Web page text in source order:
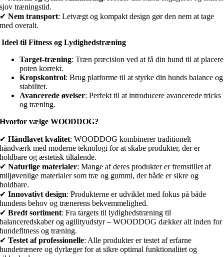
sjov træningstid.
✔Nem transport: Letvægt og kompakt design gør den nem at tage
med overalt.
Ideel til Fitness og Lydighedstræning
Target-træning: Træn præcision ved at få din hund til at placere
poten korrekt.
Kropskontrol: Brug platforme til at styrke din hunds balance og
stabilitet.
Avancerede øvelser: Perfekt til at introducere avancerede tricks
og træning.
Hvorfor vælge WOODDOG?
✔Håndlavet kvalitet: WOODDOG kombinerer traditionelt
håndværk med moderne teknologi for at skabe produkter, der er
holdbare og æstetisk tiltalende.
✔Naturlige materialer: Mange af deres produkter er fremstillet af
miljøvenlige materialer som træ og gummi, der både er sikre og
holdbare.
✔Innovativt design: Produkterne er udviklet med fokus på både
hundens behov og trænerens bekvemmelighed.
✔Bredt sortiment: Fra targets til lydighedstræning til
balanceredskaber og agilityudstyr – WOODDOG dækker alt inden for
hundefitness og træning.
✔Testet af professionelle: Alle produkter er testet af erfarne
hundetrænere og dyrlæger for at sikre optimal funktionalitet og